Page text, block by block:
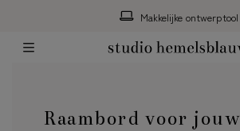
Makkelijke ontwerptool
Raambord voor jouw